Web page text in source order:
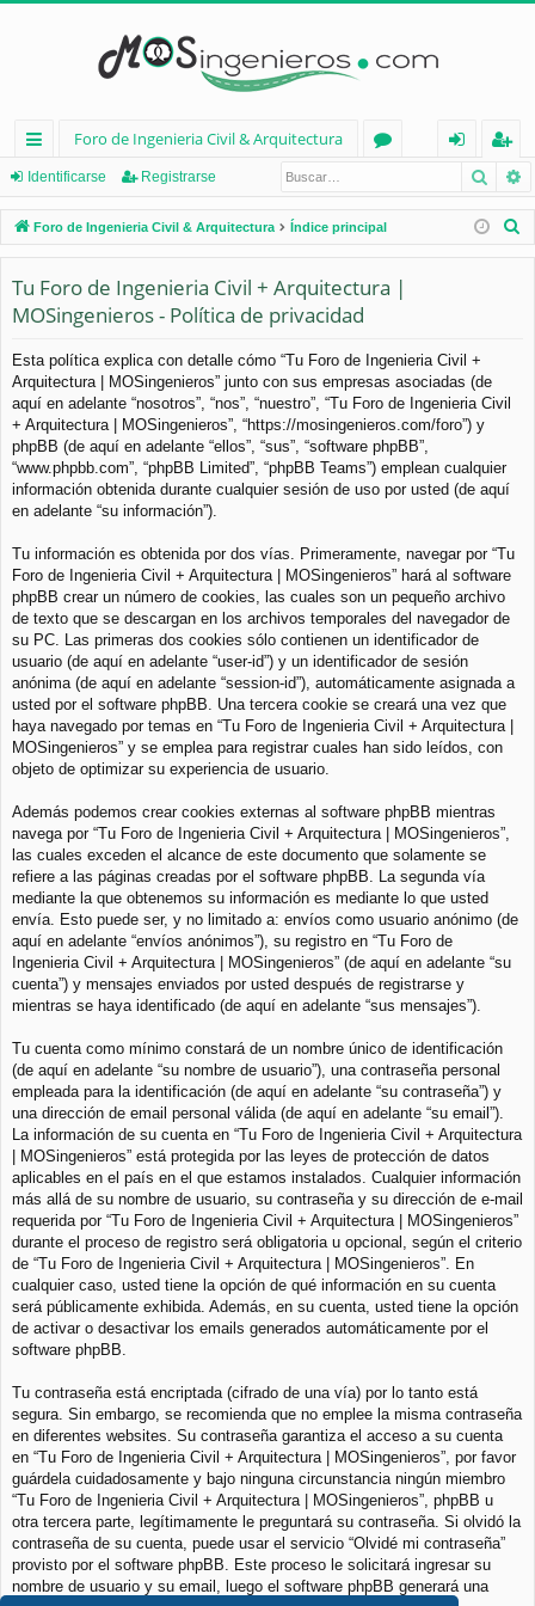
nl
ac
es
rá
pi
d
os
Foro de Ingenieria Civil & Arquitectura
os
nt
ifi
e
eg
ist
ra
Identificarse Registrarse
Foro de Ingenieria Civil & Arquitectura Índice principal
Tu Foro de Ingenieria Civil + Arquitectura |
MOSingenieros - Política de privacidad
Esta política explica con detalle cómo “Tu Foro de Ingenieria Civil +
Arquitectura | MOSingenieros” junto con sus empresas asociadas (de
aquí en adelante “nosotros”, “nos”, “nuestro”, “Tu Foro de Ingenieria Civil
+ Arquitectura | MOSingenieros”, “https://mosingenieros.com/foro”) y
phpBB (de aquí en adelante “ellos”, “sus”, “software phpBB”,
“www.phpbb.com”, “phpBB Limited”, “phpBB Teams”) emplean cualquier
información obtenida durante cualquier sesión de uso por usted (de aquí
en adelante “su información”).
Tu información es obtenida por dos vías. Primeramente, navegar por “Tu
Foro de Ingenieria Civil + Arquitectura | MOSingenieros” hará al software
phpBB crear un número de cookies, las cuales son un pequeño archivo
de texto que se descargan en los archivos temporales del navegador de
su PC. Las primeras dos cookies sólo contienen un identificador de
usuario (de aquí en adelante “user-id”) y un identificador de sesión
anónima (de aquí en adelante “session-id”), automáticamente asignada a
usted por el software phpBB. Una tercera cookie se creará una vez que
haya navegado por temas en “Tu Foro de Ingenieria Civil + Arquitectura |
MOSingenieros” y se emplea para registrar cuales han sido leídos, con
objeto de optimizar su experiencia de usuario.
Además podemos crear cookies externas al software phpBB mientras
navega por “Tu Foro de Ingenieria Civil + Arquitectura | MOSingenieros”,
las cuales exceden el alcance de este documento que solamente se
refiere a las páginas creadas por el software phpBB. La segunda vía
mediante la que obtenemos su información es mediante lo que usted
envía. Esto puede ser, y no limitado a: envíos como usuario anónimo (de
aquí en adelante “envíos anónimos”), su registro en “Tu Foro de
Ingenieria Civil + Arquitectura | MOSingenieros” (de aquí en adelante “su
cuenta”) y mensajes enviados por usted después de registrarse y
mientras se haya identificado (de aquí en adelante “sus mensajes”).
Tu cuenta como mínimo constará de un nombre único de identificación
(de aquí en adelante “su nombre de usuario”), una contraseña personal
empleada para la identificación (de aquí en adelante “su contraseña”) y
una dirección de email personal válida (de aquí en adelante “su email”).
La información de su cuenta en “Tu Foro de Ingenieria Civil + Arquitectura
| MOSingenieros” está protegida por las leyes de protección de datos
aplicables en el país en el que estamos instalados. Cualquier información
más allá de su nombre de usuario, su contraseña y su dirección de e-mail
requerida por “Tu Foro de Ingenieria Civil + Arquitectura | MOSingenieros”
durante el proceso de registro será obligatoria u opcional, según el criterio
de “Tu Foro de Ingenieria Civil + Arquitectura | MOSingenieros”. En
cualquier caso, usted tiene la opción de qué información en su cuenta
será públicamente exhibida. Además, en su cuenta, usted tiene la opción
de activar o desactivar los emails generados automáticamente por el
software phpBB.
Tu contraseña está encriptada (cifrado de una vía) por lo tanto está
segura. Sin embargo, se recomienda que no emplee la misma contraseña
en diferentes websites. Su contraseña garantiza el acceso a su cuenta
en “Tu Foro de Ingenieria Civil + Arquitectura | MOSingenieros”, por favor
guárdela cuidadosamente y bajo ninguna circunstancia ningún miembro
“Tu Foro de Ingenieria Civil + Arquitectura | MOSingenieros”, phpBB u
otra tercera parte, legítimamente le preguntará su contraseña. Si olvidó la
contraseña de su cuenta, puede usar el servicio “Olvidé mi contraseña”
provisto por el software phpBB. Este proceso le solicitará ingresar su
nombre de usuario y su email, luego el software phpBB generará una